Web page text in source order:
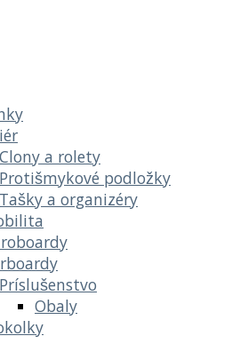
Clony a rolety
Protišmykové podložky
Tašky a organizéry
Príslušenstvo
Obaly